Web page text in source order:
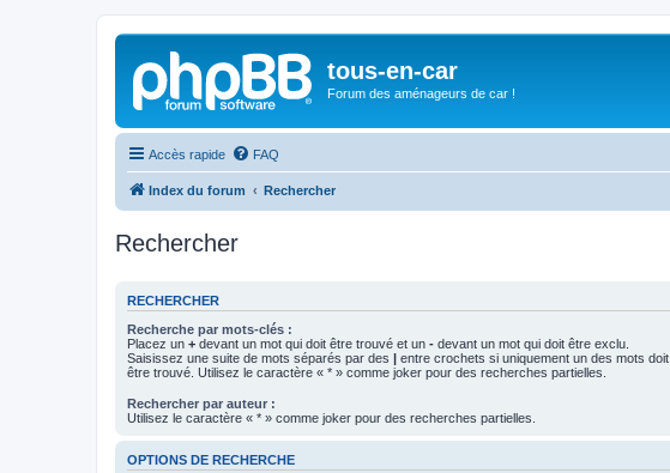
tous-en-car
Forum des aménageurs de car !
Accès rapide FAQ
Index du forum Rechercher
Rechercher
RECHERCHER
Recherche par mots-clés :
Placez un + devant un mot qui doit être trouvé et un - devant un mot qui doit être exclu.
Saisissez une suite de mots séparés par des | entre crochets si uniquement un des mots doit
être trouvé. Utilisez le caractère « * » comme joker pour des recherches partielles.
Rechercher par auteur :
Utilisez le caractère « * » comme joker pour des recherches partielles.
OPTIONS DE RECHERCHE